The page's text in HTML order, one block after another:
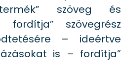
szöveg és
fordítja” szövegrész
– ideértve
is – fordítja”